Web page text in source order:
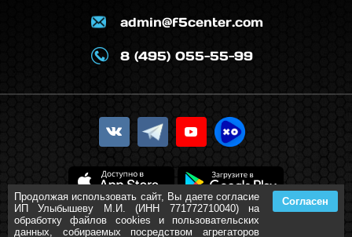
admin@f5center.com
8 (495) 055-55-99
Продолжая использовать сайт, Вы даете согласие
ИП Улыбышеву М.И. (ИНН 771772710040) на
обработку файлов cookies и пользовательских
данных, собираемых посредством агрегаторов
Согласен